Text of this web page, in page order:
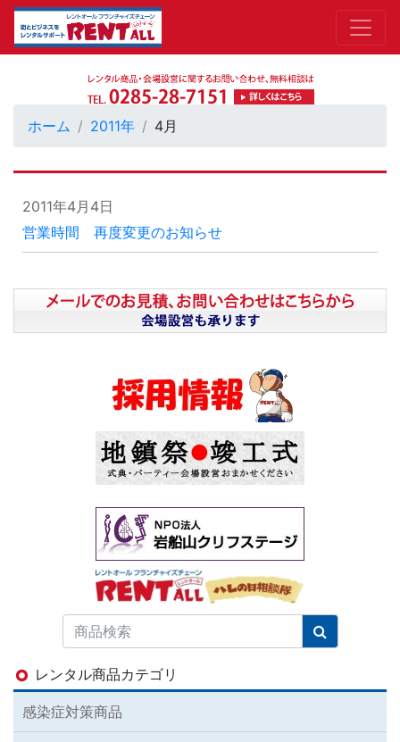
ホーム 2011年 4月
2011年4月4日
営業時間 再度変更のお知らせ
レンタル商品カテゴリ
感染症対策商品